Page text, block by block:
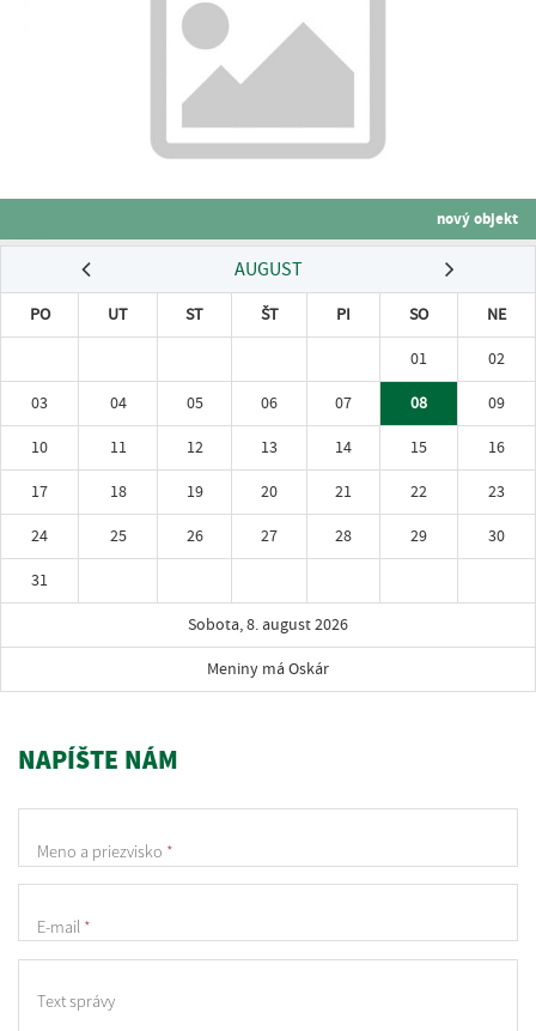
nový objekt
AUGUST
PO UT ST ŠT PI SO
NE
01
02
03
04 05 06 07 08
09
10
11 12 13 14 15
16
17
18 19 20 21 22
23
24
25 26 27 28 29
30
31
Sobota, 8. august 2026
Meniny má Oskár
NAPÍŠTE NÁM
Meno a priezvisko *
E-mail *
Text správy